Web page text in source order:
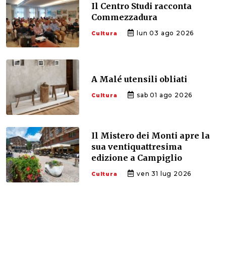
Il Centro Studi racconta
Commezzadura
Cultura lun 03 ago 2026
A Malé utensili obliati
Cultura sab 01 ago 2026
Il Mistero dei Monti apre la
sua ventiquattresima
edizione a Campiglio
Cultura ven 31 lug 2026